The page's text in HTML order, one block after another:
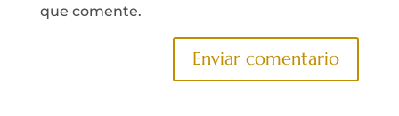
que comente.